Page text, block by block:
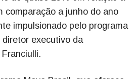
comparação a junho do ano
impulsionado pelo programa
diretor executivo da